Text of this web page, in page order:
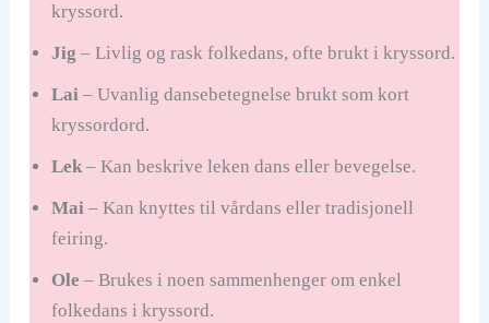
kryssord.
Jig – Livlig og rask folkedans, ofte brukt i kryssord.
Lai– Uvanlig dansebetegnelse brukt som kort
kryssordord.
Lek– Kan beskrive leken dans eller bevegelse.
Mai– Kan knyttes til vårdans eller tradisjonell
feiring.
Ole – Brukes i noen sammenhenger om enkel
folkedans i kryssord.